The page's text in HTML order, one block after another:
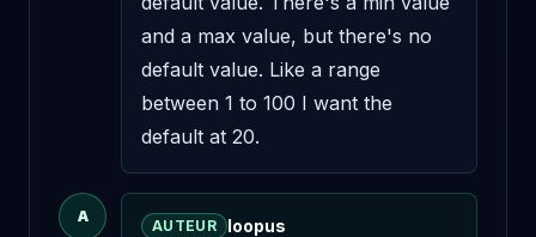
and a max value, but there's no
default value. Like a range
between 1 to 100 I want the
default at 20.
A
AUTEUR loopus